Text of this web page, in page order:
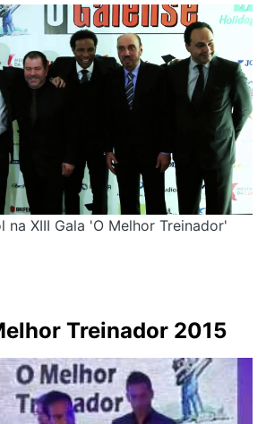
XIII Gala 'O Melhor Treinador'
Treinador 2015